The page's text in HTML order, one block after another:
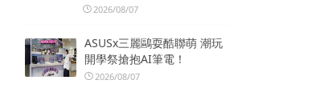
2026/08/07
ASUSx三麗鷗耍酷聯萌 潮玩
開學祭搶抱AI筆電！
2026/08/07